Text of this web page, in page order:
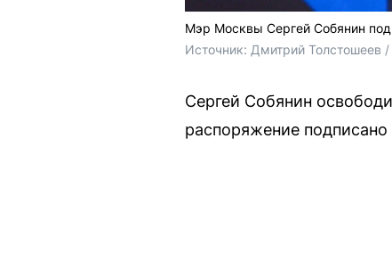
Мэр Москвы Сергей Собянин
Источник: Дмитрий Толстошеев /
Сергей Собянин
распоряжение